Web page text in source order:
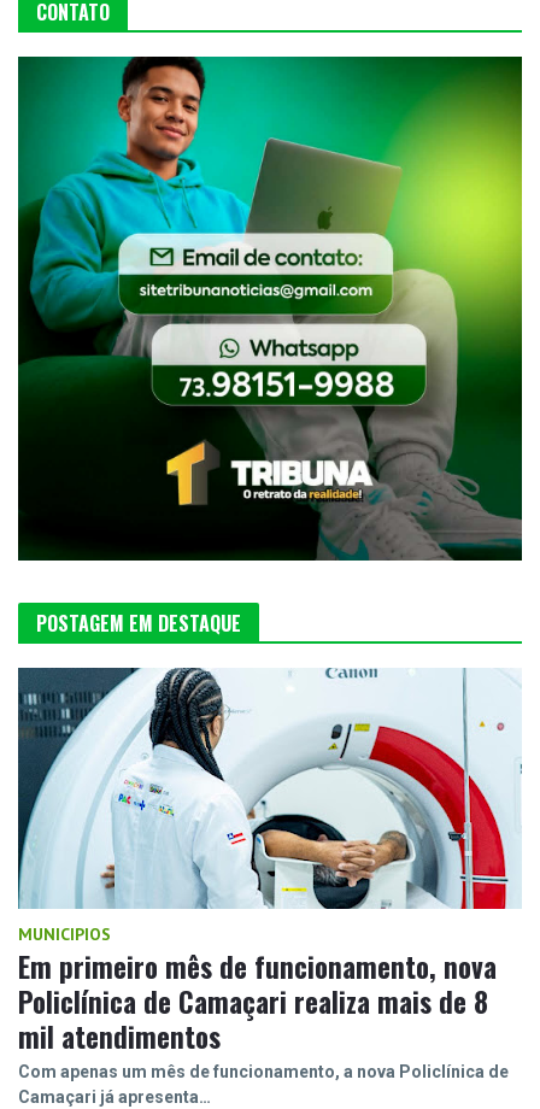
CONTATO
POSTAGEM EM DESTAQUE
MUNICIPIOS
Em primeiro mês de funcionamento, nova
Policlínica de Camaçari realiza mais de 8
mil atendimentos
Com apenas um mês de funcionamento, a nova Policlínica de
Camaçari já apresenta…